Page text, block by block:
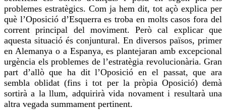
problemes estratègics. Com ja hem dit, tot açò explica per
què l’Oposició d’Esquerra es troba en molts casosfora del
corrent principal del moviment. Però cal explicar que
aquesta situació és conjuntural. En diversos països, primer
en Alemanya o a Espanya, es plantejaran amb excepcional
urgència els problemes de l’estratègia revolucionària. Gran
part d’allò que ha dit l’Oposició en el passat, que ara
sembla oblidat (fins i tot per la pròpia Oposició) demà
sortirà a la llum, adquirirà vida novament i resultarà una
altra vegada summament pertinent.